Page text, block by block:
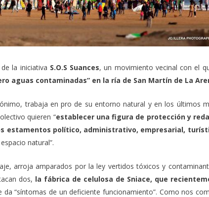
la iniciativa S.O.S Suances, un movimiento vecinal con el
aguas contaminadas” en la ría de San Martín de La
trabaja en pro de su entorno natural y en los últimos
quieren “establecer una figura de protección y
estamentos político, administrativo, empresarial,
natural”.
arroja amparados por la ley vertidos tóxicos y
dos, la fábrica de celulosa de Sniace, que
da “síntomas de un deficiente funcionamiento”. Como nos